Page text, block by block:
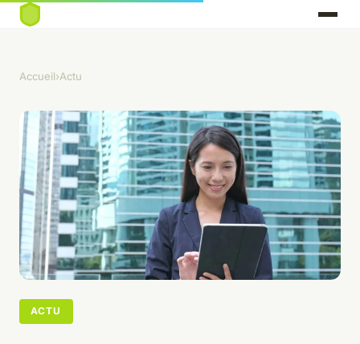
Accueil›Actu
ACTU